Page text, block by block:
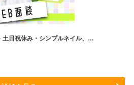
日祝休み・シンプルネイル、…